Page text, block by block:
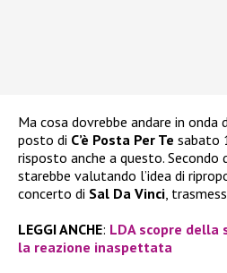
Ma cosa dovrebbe andare in onda
posto di C’è Posta Per Te sabato
risposto anche a questo.
starebbe valutando l’idea di
concerto di Sal Da Vinci,
LEGGI ANCHE: LDA scopre della
la reazione inaspettata